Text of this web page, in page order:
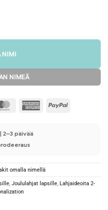
NIMI
NIMEÄ
MasterCard AmericanPayPal
2–3 päivää
omalla nimellä
Joululahjat lapsille Lahjaideoita 2-